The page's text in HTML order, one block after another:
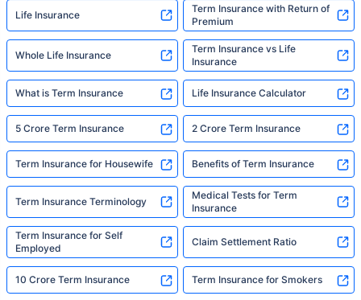
Life Insurance
Term Insurance with Return of
Premium
Whole Life Insurance
Term Insurance vs Life
Insurance
What is Term Insurance Life Insurance Calculator
5 Crore Term Insurance 2 Crore Term Insurance
Term Insurance for Housewife Benefits of Term Insurance
Term Insurance Terminology
Medical Tests for Term
Insurance
Term Insurance for Self
Employed
Claim Settlement Ratio
10 Crore Term Insurance Term Insurance for Smokers